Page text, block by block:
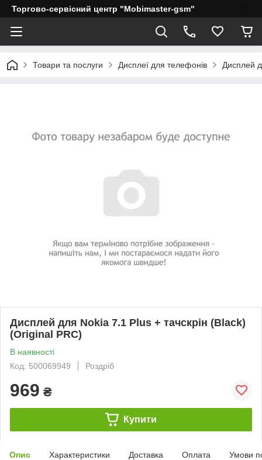
Торгово-сервісний центр "Mobimaster-gsm"
Товари та послуги Дисплеї для телефонів Дисплей
Дисплей для Nokia 7.1 Plus + тачскрін (Black)
(Original PRC)
В наявності
Код: 500069949
Роздріб
969 ₴
Купити
Опис Характеристики Доставка Оплата Умови